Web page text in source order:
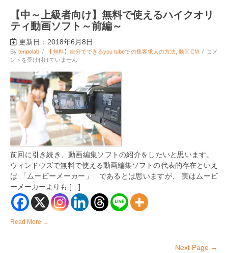
リ
ラ
ク
ゼ
ー
シ
サ
ロ
ン
～
は
【中～上級者向け】無料で使えるハイクオリ
ティ動画ソフト～前編～
更新日：2018年6月8日
Bytenpolab / 【無料】自分でできるyou tubeでの集客求人の方法 ,動画CM/
【中
ハ
イ
ト
コメ
ントを受け付けていません
前回に引き続き、動画編集ソフトの紹介をしたいと思います。
ウィンドウズで無料で使える動画編集ソフトの代表的存在といえ
ば 「ムービーメーカー」 であるとは思いますが、 実はムービ
ーメーカーよりも […]
Read More →
Next Page →